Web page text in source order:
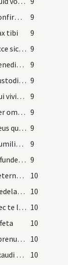
Confirmo te signo Crucis et chrismate salutis in nomine Patris et Filii et Spiritus Sancti.
9
tibi
9
Ecce sic benedicetur homo qui timet Dominum. 9
Benedicat vobis Dominus ex Sion ut videatis bona Ierusalem omnibus diebus vitae vestrae.
9
Custodiat vos Dominus in timore suo sanctissimo. 9
Qui vivit et regnat in saecula saeculorum amen.
9
Per omnia saecula 9
Deus qui apostolis tuis Sanctum dedisti Spiritum ... habitando perficiat. 9
Humiliate vos ad benedictionem
9
Effunde quaesumus Domine super hos famulos tuos ... multitudinem peccatorum. 9
Aeternam ac iustissimam
10
Medelam tuam ... signum Crucis.
10
Nec te latet 10
10
Abrenuntias Satanae
10
Exaudi nos … mereantur aeternam.
10